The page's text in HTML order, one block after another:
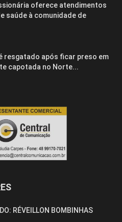
oferece atendimentos
saúde à comunidade de
resgatado após ficar preso em
capotada no Norte...
RÉVEILLON BOMBINHAS